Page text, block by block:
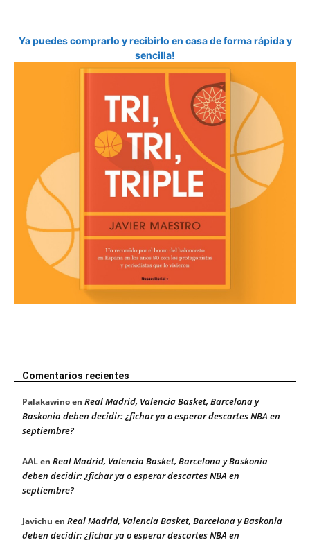
Ya puedes comprarlo y recibirlo en casa de forma rápida y
sencilla!
Comentarios recientes
Palakawinoen Real Madrid, Valencia Basket, Barcelona y
Baskonia deben decidir: ¿fichar ya o esperar descartes NBA en
septiembre?
AALen Real Madrid, Valencia Basket, Barcelona y Baskonia
deben decidir: ¿fichar ya o esperar descartes NBA en
septiembre?
Javichu en Real Madrid, Valencia Basket, Barcelona y Baskonia
deben decidir: ¿fichar ya o esperar descartes NBA en